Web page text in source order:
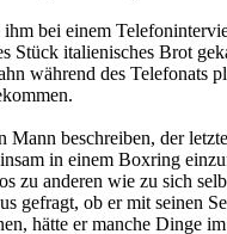
bei einem
Stück italienisches Brot
während des Telefonats
Mann beschreiben, der
in einem Boxring
zu anderen wie zu sich
gefragt, ob er mit seinen
hätte er manche Dinge